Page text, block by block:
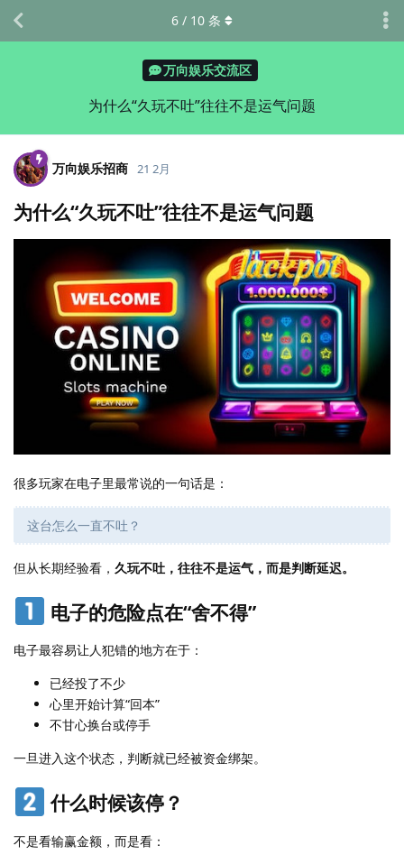
万向娱乐交流区
为什么“久玩不吐”往往不是运气问题
6 / 10 条
万向娱乐招商 21 2月
为什么“久玩不吐”往往不是运气问题
很多玩家在电子里最常说的一句话是：
这台怎么一直不吐？
但从长期经验看， 久玩不吐，往往不是运气，而是判断延迟。
电子的危险点在“舍不得”
电子最容易让人犯错的地方在于：
已经投了不少
心里开始计算“回本”
不甘心换台或停手
一旦进入这个状态，判断就已经被资金绑架。
什么时候该停？
不是看输赢金额，而是看：